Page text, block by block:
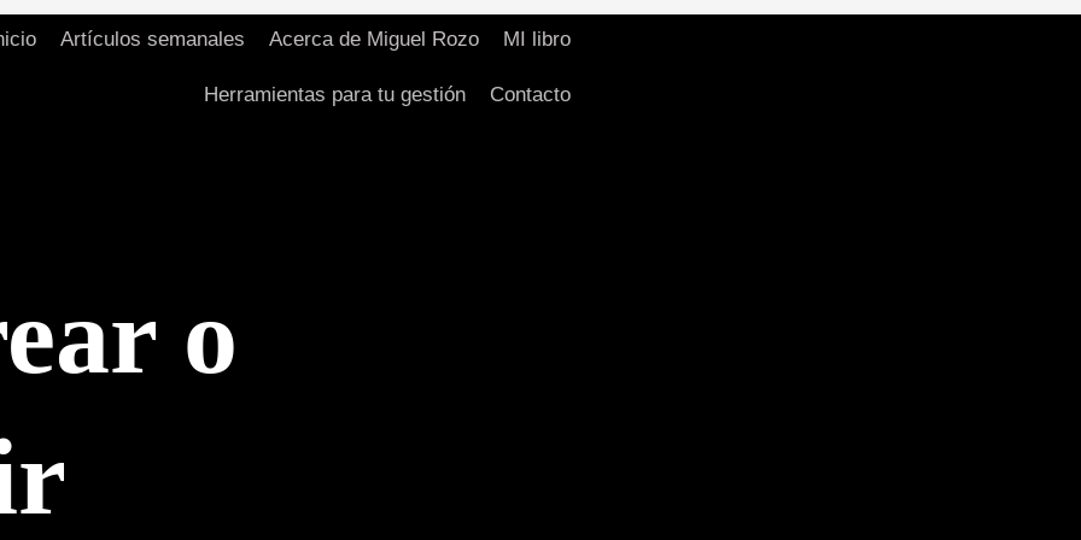
Artículos semanales Acerca de Miguel Rozo MI libro
Herramientas para tu gestión Contacto
o